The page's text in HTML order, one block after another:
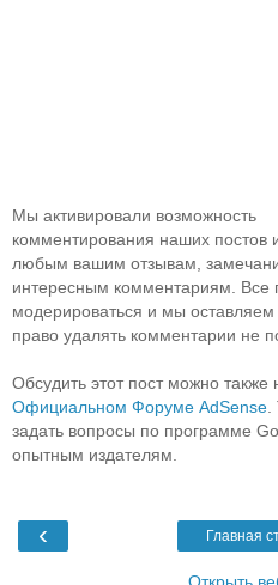
Мы активировали возможность
комментирования наших постов
любым вашим отзывам,
интересным комментариям. Все
модерироваться и мы оставляем
право удалять комментарии не
Обсудить этот пост можно также
Официальном Форуме AdSense.
задать вопросы по программе
опытным издателям.
‹ Главная